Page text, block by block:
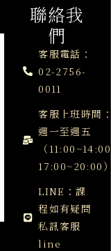
聯絡我
們
客服電話：
02-2756-
0011
客服上班時間
週一至週五
（
17:00~20:00
LINE：課
程如有疑問
私訊客服
line